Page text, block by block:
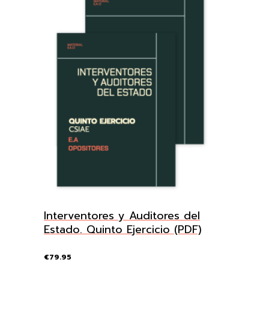
Interventores y Auditores del
Estado. Quinto Ejercicio (PDF)
€79.95